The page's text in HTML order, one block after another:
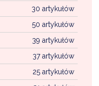
30 artykułów
50 artykułów
39 artykułów
37 artykułów
25 artykułów